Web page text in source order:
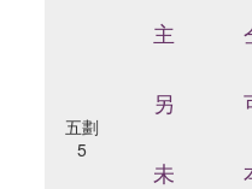
五劃
5
主
另
未